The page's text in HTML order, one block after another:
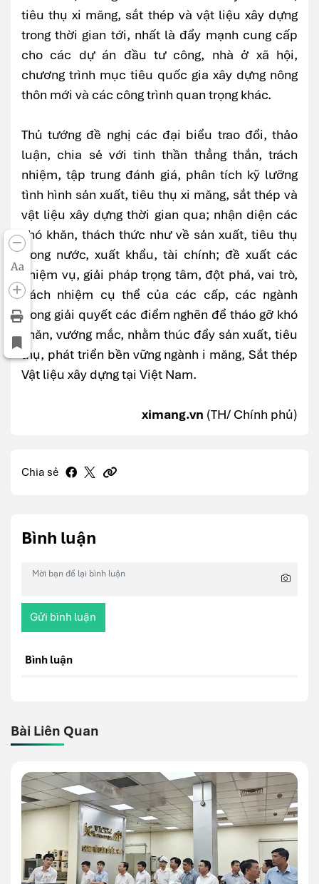
Aa
tiêu thụ xi măng, sắt thép và vật liệu xây dựng
trong thời gian tới, nhất là đẩy mạnh cung cấp
cho các dự án đầu tư công, nhà ở xã hội,
chương trình mục tiêu quốc gia xây dựng nông
thôn mới và các công trình quan trọng khác.
Thủ tướng đề nghị các đại biểu trao đổi, thảo
luận, chia sẻ với tinh thần thẳng thắn, trách
nhiệm, tập trung đánh giá, phân tích kỹ lưỡng
tình hình sản xuất, tiêu thụ xi măng, sắt thép và
vật liệu xây dựng thời gian qua; nhận diện các
khó khăn, thách thức như về sản xuất, tiêu thụ
trong nước, xuất khẩu, tài chính; đề xuất các
nhiệm vụ, giải pháp trọng tâm, đột phá, vai trò,
trách nhiệm cụ thể của các cấp, các ngành
trong giải quyết các điểm nghẽn để tháo gỡ khó
khăn, vướng mắc, nhằm thúc đẩy sản xuất, tiêu
thụ, phát triển bền vững ngành i măng, Sắt thép
Vật liệu xây dựng tại Việt Nam.
ximang.vn (TH/ Chính phủ)
Chia sẻ
Bình luận
Gửi bình luận
Bình luận
Bài Liên Quan